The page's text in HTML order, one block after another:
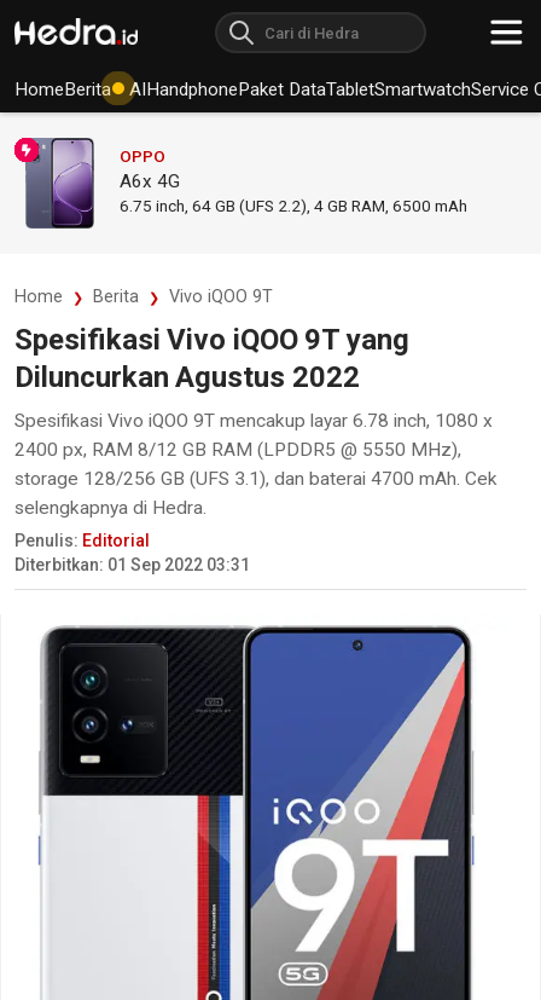
HomeBerita AIHandphonePaket DataTabletSmartwatchService
OPPO
A6x 4G
6.75 inch, 64 GB (UFS 2.2), 4 GB RAM 6500 mAh
Home Berita Vivo iQOO 9T
Spesifikasi Vivo iQOO 9T yang
Diluncurkan Agustus 2022
Spesifikasi Vivo iQOO 9T mencakup layar 6.78 inch, 1080 x
2400 px, RAM 8/12 GB RAM (LPDDR5 @ 5550 MHz),
storage 128/256 GB (UFS 3.1), dan baterai 4700 mAh. Cek
selengkapnya di Hedra.
Penulis: Editorial
Diterbitkan: 01 Sep 2022 03:31